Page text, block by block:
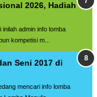
2026, Hadiah
admin info lomba
kompetisi m...
Seni 2017 di
mencari info lomba